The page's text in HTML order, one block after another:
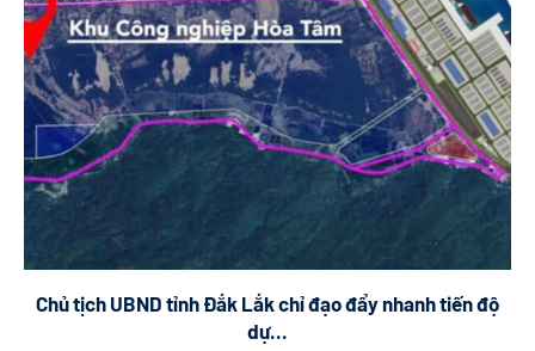
Chủ tịch UBND tỉnh Đắk Lắk chỉ đạo đẩy nhanh tiến độ
dự...